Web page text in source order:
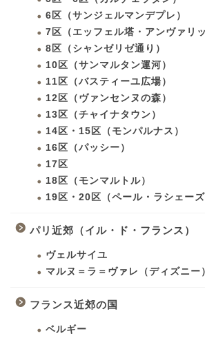
6区（サンジェルマンデプレ）
7区（エッフェル塔・アンヴァリッ
8区（シャンゼリゼ通り）
10区（サンマルタン運河）
11区（バスティーユ広場）
12区（ヴァンセンヌの森）
13区（チャイナタウン）
14区・15区（モンパルナス）
16区（パッシー）
17区
18区（モンマルトル）
19区・20区（ペール・ラシェーズ
パリ近郊（イル・ド・フランス）
ヴェルサイユ
マルヌ＝ラ＝ヴァレ（ディズニー
フランス近郊の国
ベルギー